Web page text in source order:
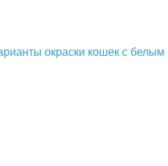
окраски кошек с белым